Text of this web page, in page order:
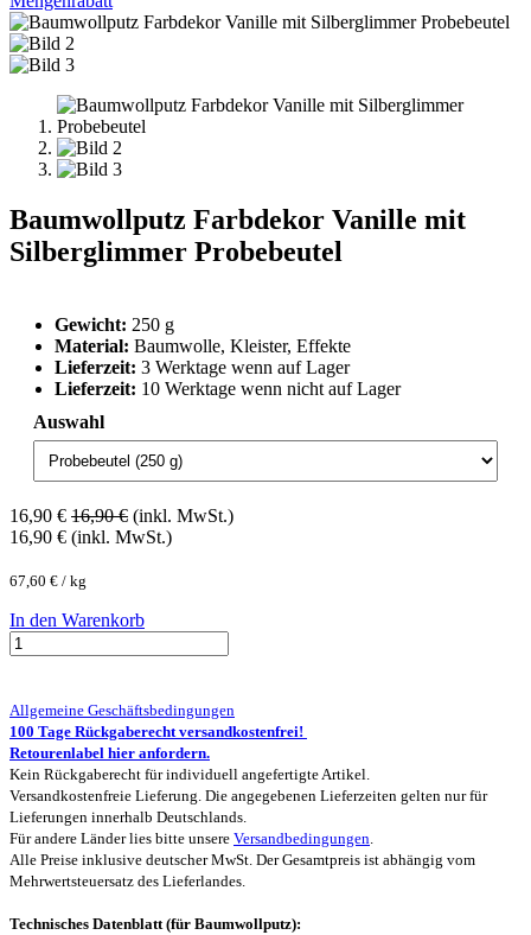
Baumwollputz Farbdekor Vanille mit
Silberglimmer Probebeutel
Gewicht: 250 g
Material: Baumwolle, Kleister, Effekte
Lieferzeit: 3 Werktage wenn auf Lager
Lieferzeit: 10 Werktage wenn nicht auf Lager
Auswahl
16,90 € 16,90€ (inkl. MwSt.)
16,90 € (inkl. MwSt.)
67,60 € / kg
In den Warenkorb
Allgemeine Geschäftsbedingungen
100 Tage Rückgaberecht versandkostenfrei!
Retourenlabel hier anfordern.
Kein Rückgaberecht für individuell angefertigte Artikel.
Versandkostenfreie Lieferung. Die angegebenen Lieferzeiten gelten nur für
Lieferungen innerhalb Deutschlands.
Für andere Länder lies bitte unsere Versandbedingungen.
Alle Preise inklusive deutscher MwSt. Der Gesamtpreis ist abhängig vom
Mehrwertsteuersatz des Lieferlandes.
Technisches Datenblatt (für Baumwollputz):